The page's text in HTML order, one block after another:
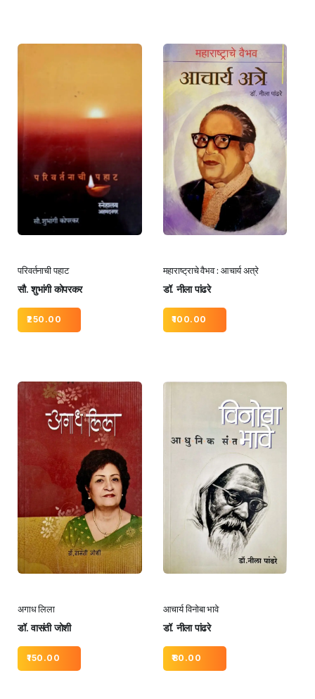
परिवर्तनाची पहाट
सौ. शुभांगी कोपरकर
250.00
महाराष्ट्राचे वैभव : आचार्य अत्रे
डॉ. नीला पांढरे
100.00
अगाध लिला
डॉ. वासंती जोशी
150.00
आचार्य विनोबा भावे
डॉ. नीला पांढरे
80.00